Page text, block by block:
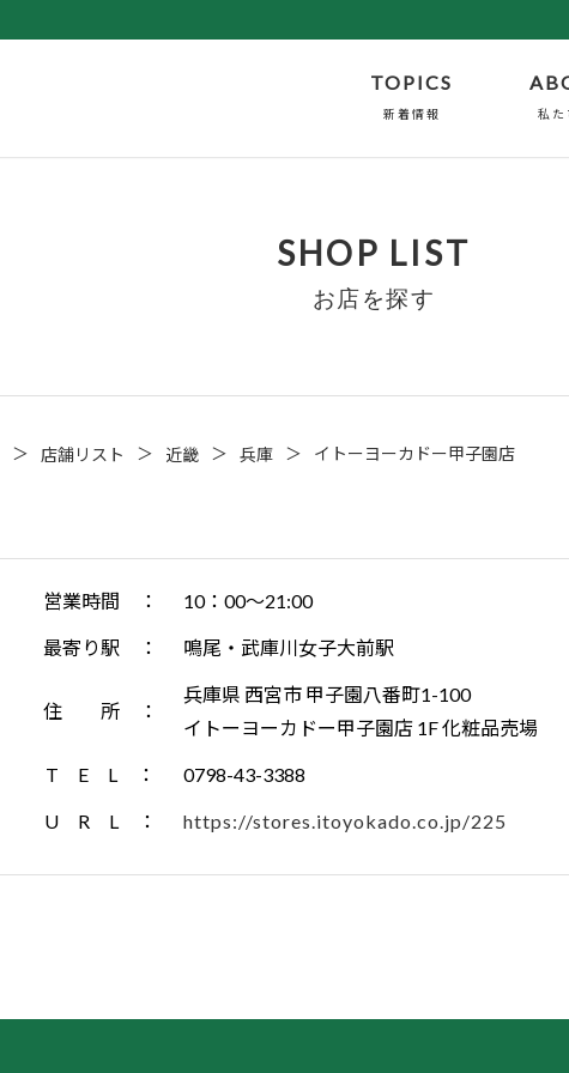
TOPICS
新着情報 私た
SHOP LIST
お店を探す
＞ 店舗リスト ＞ 近畿 ＞ 兵庫 ＞ イトーヨーカドー甲子園店
営業時間 ： 10：00～21:00
最寄り駅 ： 鳴尾・武庫川女子大前駅
住 所 ：
兵庫県 西宮市 甲子園八番町1-100
イトーヨーカドー甲子園店 1F 化粧品売場
T E L ： 0798-43-3388
U R L ： https://stores.itoyokado.co.jp/225